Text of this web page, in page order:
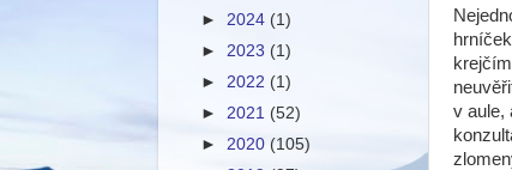
v aule,
► 2024 (1)
► 2023 (1)
► 2022 (1)
► 2021 (52)
► 2020 (105)